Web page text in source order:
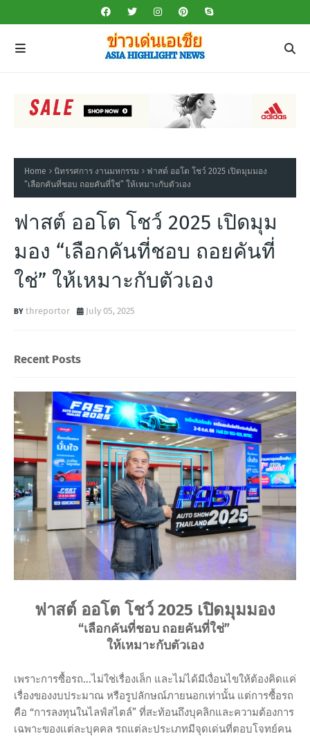
Home นิทรรศการ งานมหกรรม
ฟาสต์ ออโต โชว์ 2025 เปิดมุมมอง
“เลือกคันที่ชอบ ถอยคันที่ใช่” ให้เหมาะกับตัวเอง
ฟาสต์ ออโต โชว์ 2025 เปิดมุม
มอง “เลือกคันที่ชอบ ถอยคันที่
ใช่” ให้เหมาะกับตัวเอง
threportor July 05, 2025
Recent Posts
ฟาสต์ ออโต โชว์ 2025 เปิดมุมมอง
“เลือกคันที่ชอบ ถอยคันที่ใช่”
ให้เหมาะกับตัวเอง
เพราะการซื้อรถ...ไม่ใช่เรื่องเล็ก และไม่ได้มีเงื่อนไขให้ต้องคิดแค่
เรื่องของงบประมาณ หรือรูปลักษณ์ภายนอกเท่านั้น แต่การซื้อรถ
คือ “การลงทุนในไลฟ์สไตล์” ที่สะท้อนถึงบุคลิกและความต้องการ
เฉพาะของแต่ละบุคคล รถแต่ละประเภทมีจุดเด่นที่ตอบโจทย์คน